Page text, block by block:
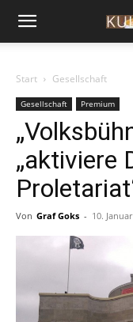
Start Gesellschaft
Gesellschaft Premium
„aktiviere
Von Graf Goks - 10.